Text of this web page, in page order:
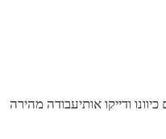
ודייקו אותיעבודה מהירה